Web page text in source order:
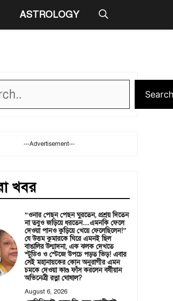
ASTROLOGY
---Advertisement---
খবর
“ওনার পেছন পেছন ঘুরতেন, প্রশ্রয় দিতেন
না তবুও জড়িয়ে ধরতেন…এমনকি ফেলে
দেওয়া পানও কুড়িয়ে খেয়ে ফেলেছিলেন!”
যে উত্তম কুমারকে ঘিরে এমনই ছিল
বাঙালির উন্মাদনা, এক ঝলক দেখতে
স্টুডিও ও স্টেজে উপচে পড়ত ভিড়! এবার
সেই মহানায়কের কোন অনুরাগীর এমন
চমকে দেওয়া কাণ্ড ফাঁস করলেন বর্ষীয়ান
অভিনেত্রী রত্না ঘোষাল?
August 6, 2026